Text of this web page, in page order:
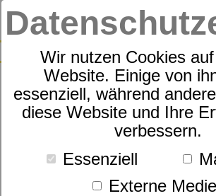
Wir nutzen Cookies
Website. Einige von
essenziell, während
diese Website und Ihre
verbessern.
Essenziell
Externe
doterra TUMERIC -
Zweikammerkapseln